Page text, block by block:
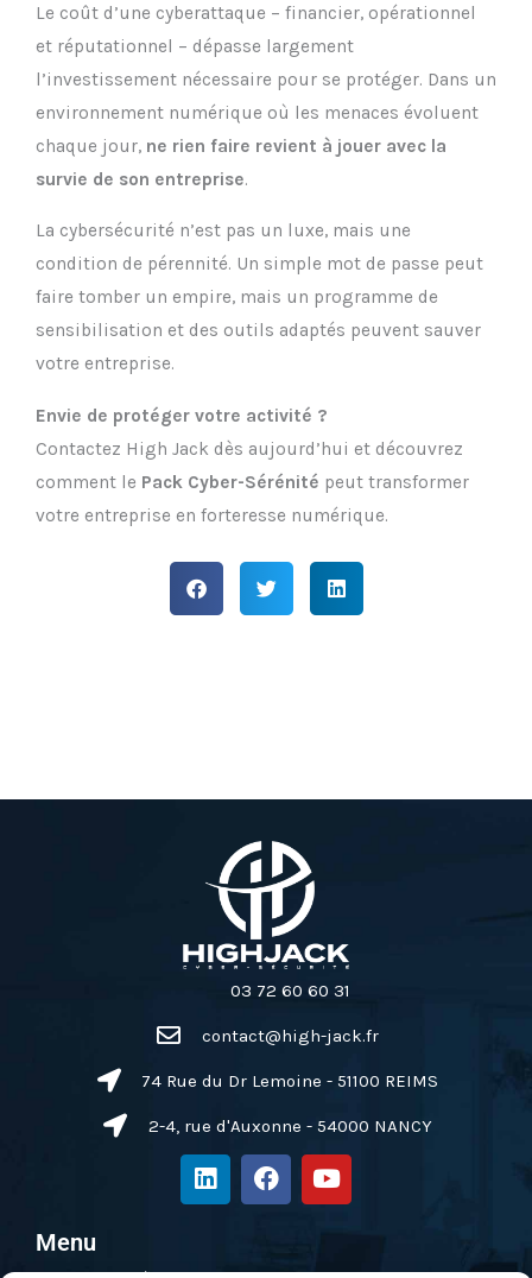
Le coût d’une cyberattaque – financier, opérationnel
et réputationnel – dépasse largement
l’investissement nécessaire pour se protéger. Dans un
environnement numérique où les menaces évoluent
chaque jour, ne rien faire revient à jouer avec la
survie de son entreprise.
La cybersécurité n’est pas un luxe, mais une
condition de pérennité. Un simple mot de passe peut
faire tomber un empire, mais un programme de
sensibilisation et des outils adaptés peuvent sauver
votre entreprise.
Envie de protéger votre activité ?
Contactez High Jack dès aujourd’hui et découvrez
comment le Pack Cyber-Sérénité peut transformer
votre entreprise en forteresse numérique.
03 72 60 60 31
contact@high-jack.fr
74 Rue du Dr Lemoine - 51100 REIMS
2-4, rue d'Auxonne - 54000 NANCY
L
i
n
F
a
c
Y
o
u
t
Menu